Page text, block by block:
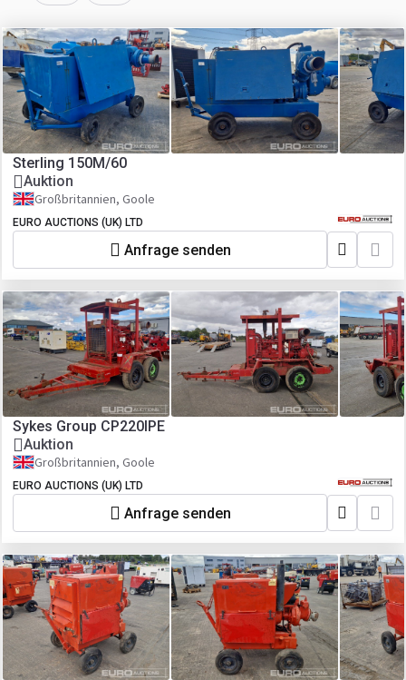
Sterling 150M/60
Auktion
Großbritannien, Goole
EURO AUCTIONS (UK) LTD
Anfrage senden
Sykes Group CP220IPE
Auktion
Großbritannien, Goole
EURO AUCTIONS (UK) LTD
Anfrage senden